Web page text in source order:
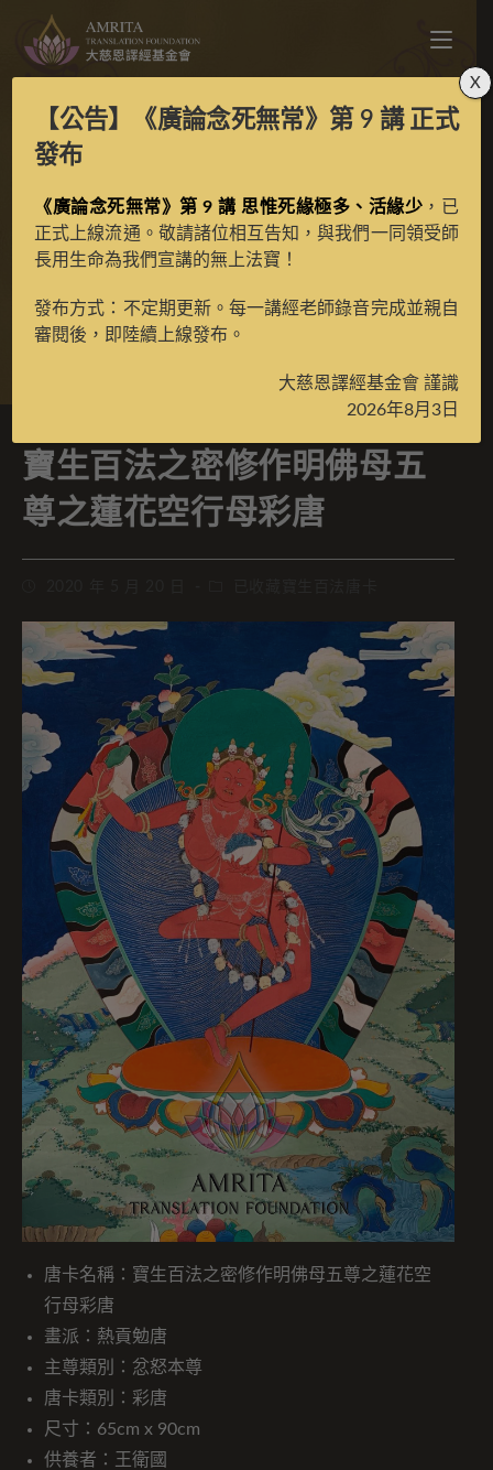
寶生百法之密修作明佛
母五尊之蓮花空行母彩
唐
> 典藏館 >
寶生百法之密修作明佛母五
尊之蓮花空行母彩唐
唐卡名稱：寶生百法之密修作明佛母五尊之蓮花空
行母彩唐
畫派：熱貢勉唐
主尊類別：忿怒本尊
唐卡類別：彩唐
尺寸：65cm x 90cm
供養者：王衛國
【公告】 《廣論念死無常》第 9 講正式
發布
《廣論念死無常》第 9 講 思惟死緣極多、活緣少 ，已
正式上線流通。敬請諸位相互告知，與我們一同領受師
長用生命為我們宣講的無上法寶！
發布方式：不定期更新。每一講經老師錄音完成並親自
審閱後，即陸續上線發布。
大慈恩譯經基金會 謹識
2026年8月3日
X